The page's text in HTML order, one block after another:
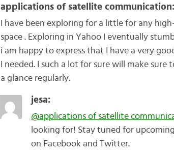
applications of satellite communication:
I have been exploring for a little for any
space . Exploring in Yahoo I eventually
i am happy to express that I have a very
I needed. I such a lot for sure will make
a glance regularly.
jesa:
@applications of satellite
looking for! Stay tuned for
on Facebook and Twitter.